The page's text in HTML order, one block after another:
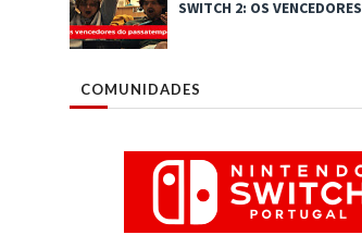
SWITCH 2: OS VENCEDORES
COMUNIDADES